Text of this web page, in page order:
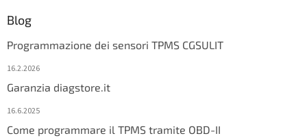
Blog
Programmazione dei sensori TPMS CGSULIT
16.2.2026
Garanzia diagstore.it
16.6.2025
Come programmare il TPMS tramite OBD-II